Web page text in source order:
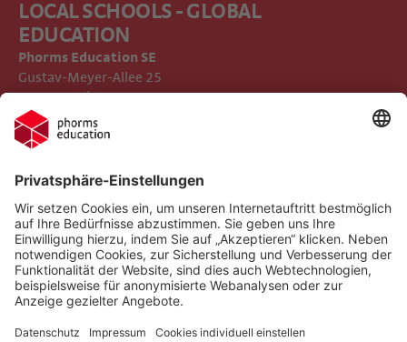
LOCAL SCHOOLS - GLOBAL
EDUCATION
Phorms Education SE
Gustav-Meyer-Allee 25
13355 Berlin
Impressum
Datenschutz
Implementierte Technologien
Compliance
Social Media Netiquette
Geschäftsführendes
Direktorium